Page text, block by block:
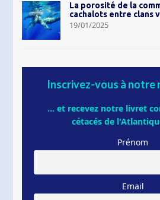
La porosité de la
cachalots entre clans
19/01/2025
Inscrivez-vous à
... et recevez notre livret
cétacés de
Prénom
Email